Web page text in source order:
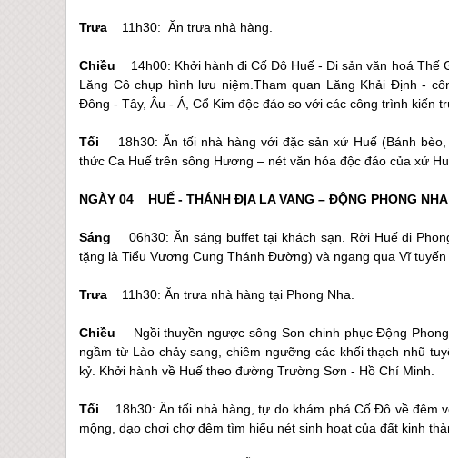
Trưa 11h30: Ăn trưa nhà hàng.
Chiều 14h00: Khởi hành đi Cố Đô Huế - Di sản văn hoá Thế
Lăng Cô chụp hình lưu niệm.Tham quan Lăng Khải Định -
Đông - Tây, Âu - Á, Cổ Kim độc đáo so với các công trình kiến
Tối 18h30: Ăn tối nhà hàng với đặc sản xứ Huế(Bánh bèo,
thức Ca Huế trên sông Hương – nét văn hóa độc đáo của xứ
NGÀY 04 HUẾ - THÁNH ĐỊA LA VANG – ĐỘNG
Sáng 06h30: Ăn sáng buffet tại khách sạn. Rời Huếđi
tặng là Tiểu Vương Cung Thánh Đường) và ngang qua Vĩ
Trưa 11h30: Ăn trưa nhà hàng tại Phong Nha.
Chiều Ngồi thuyền ngược sông Son chinh phục Động
ngầm từ Lào chảy sang, chiêm ngưỡng các khối thạch nhũ
kỷ. Khởi hành về Huế theo đường Trường Sơn - Hồ Chí Minh.
Tối 18h30: Ăn tối nhà hàng, tự do khám phá Cố Đô về
mộng, dạo chơi chợ đêm tìm hiểu nét sinh hoạt của đất kinh